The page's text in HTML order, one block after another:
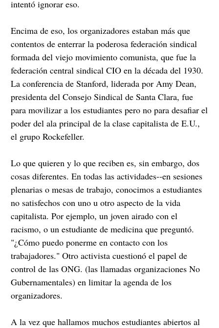
intentó ignorar eso.
Encima de eso, los organizadores estaban más que
contentos de enterrar la poderosa federación sindical
formada del viejo movimiento comunista, que fue la
federación central sindical CIO en la década del 1930.
La conferencia de Stanford, liderada por Amy Dean,
presidenta del Consejo Sindical de Santa Clara, fue
para movilizar a los estudiantes pero no para desafiar el
poder del ala principal de la clase capitalista de E.U.,
el grupo Rockefeller.
Lo que quieren y lo que reciben es, sin embargo, dos
cosas diferentes. En todas las actividades--en sesiones
plenarias o mesas de trabajo, conocimos a estudiantes
no satisfechos con uno u otro aspecto de la vida
capitalista. Por ejemplo, un joven airado con el
racismo, o un estudiante de medicina que preguntó.
"¿Cómo puedo ponerme en contacto con los
trabajadores." Otro activista cuestionó el papel de
control de las ONG. (las llamadas organizaciones No
Gubernamentales) en limitar la agenda de los
organizadores.
A la vez que hallamos muchos estudiantes abiertos al